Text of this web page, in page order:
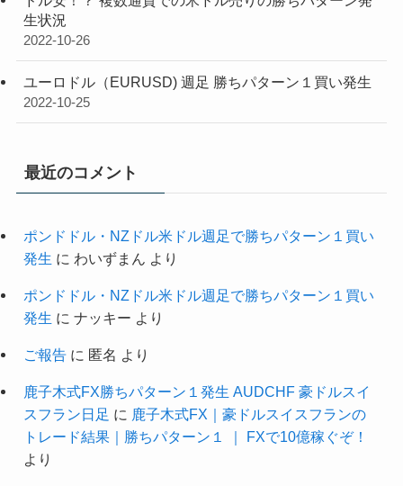
生状況
2022-10-26
ユーロドル（EURUSD) 週足 勝ちパターン１買い発生
2022-10-25
最近のコメント
ポンドドル・NZドル米ドル週足で勝ちパターン１買い
発生 に わいずまん より
ポンドドル・NZドル米ドル週足で勝ちパターン１買い
発生 に ナッキー より
ご報告に 匿名 より
鹿子木式FX勝ちパターン１発生 AUDCHF 豪ドルスイ
スフラン日足 に 鹿子木式FX｜豪ドルスイスフランの
トレード結果｜勝ちパターン１ ｜ FXで10億稼ぐぞ！
より